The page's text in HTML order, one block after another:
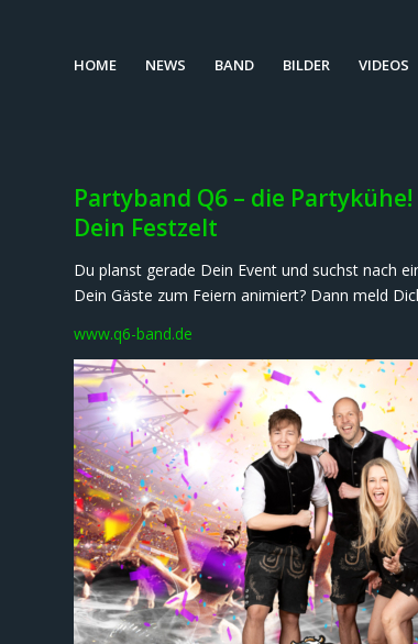
HOME NEWS BAND BILDER VIDEOS
Partyband Q6 – die
Dein Festzelt
Du planst gerade Dein Event und suchst nach
Dein Gäste zum Feiern animiert? Dann meld
www.q6-band.de